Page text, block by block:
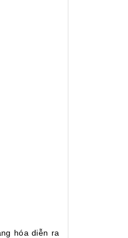
hóa diễn ra